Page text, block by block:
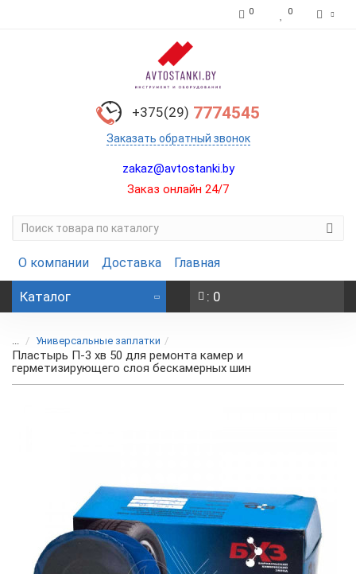
0 0
+375(29) 7774545
Заказать обратный звонок
zakaz@avtostanki.by
Заказ онлайн 24/7
О компании Доставка Главная
Каталог : 0
... Универсальные заплатки
Пластырь П-3 хв 50 для ремонта камер и
герметизирующего слоя бескамерных шин